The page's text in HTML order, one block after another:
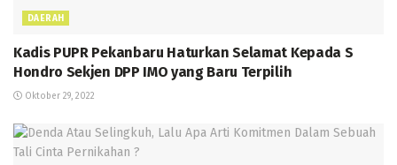
DAERAH
Kadis PUPR Pekanbaru Haturkan Selamat Kepada S
Hondro Sekjen DPP IMO yang Baru Terpilih
Oktober 29, 2022